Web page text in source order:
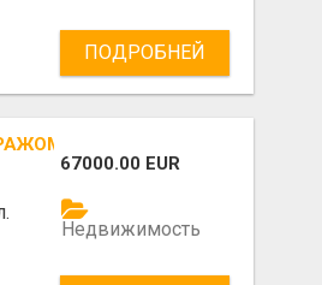
ПОДРОБНЕЙ
В РИМШЕ.
67000.00 EUR
Недвижимость